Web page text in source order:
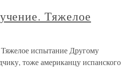
Тяжелое
испытание Другому
тоже американцу испанского